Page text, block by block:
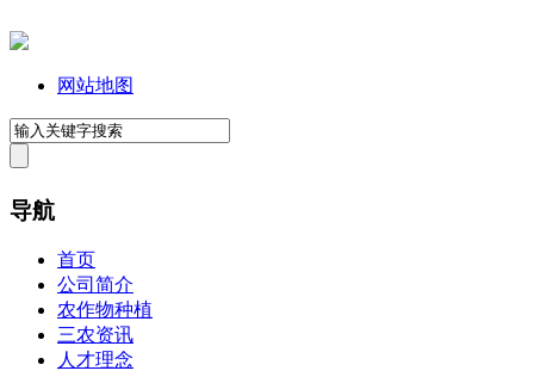
网站地图
导航
首页
公司简介
农作物种植
三农资讯
人才理念